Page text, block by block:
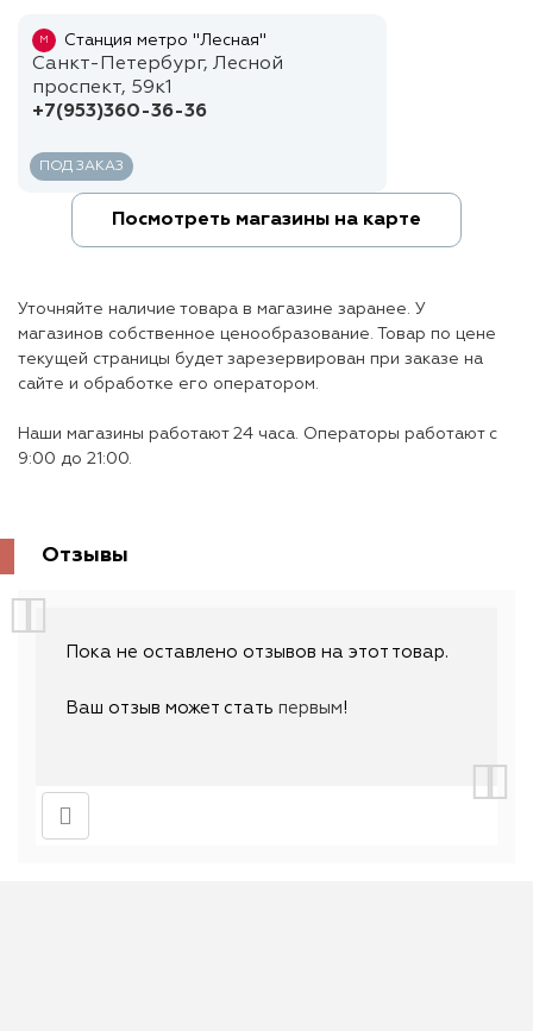
М Станция метро "Лесная"
Санкт-Петербург, Лесной
проспект, 59к1
+7(953)360-36-36
ПОД ЗАКАЗ
Посмотреть магазины на карте
Уточняйте наличие товара в магазине заранее. У
магазинов собственное ценообразование. Товар по цене
текущей страницы будет зарезервирован при заказе на
сайте и обработке его оператором.
Наши магазины работают 24 часа. Операторы работают с
9:00 до 21:00.
Отзывы
Пока не оставлено отзывов на этот товар.
Ваш отзыв может стать первым!